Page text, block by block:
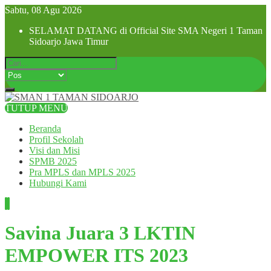
Sabtu, 08 Agu 2026
SELAMAT DATANG di Official Site SMA Negeri 1 Taman
Sidoarjo Jawa Timur
TUTUP MENU
Beranda
Profil Sekolah
Visi dan Misi
SPMB 2025
Pra MPLS dan MPLS 2025
Hubungi Kami
Savina Juara 3 LKTIN
EMPOWER ITS 2023